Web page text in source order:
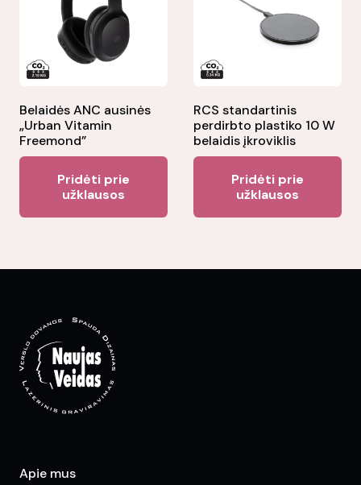
Belaidės ANC ausinės
„Urban Vitamin
Freemond”
Pridėti prie
užklausos
RCS standartinis
perdirbto plastiko 10 W
belaidis įkroviklis
Pridėti prie
užklausos
Apie mus